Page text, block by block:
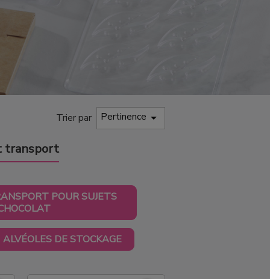
Trier par Pertinence 
transport
POUR SUJETS
ALVÉOLES DE STOCKAGE